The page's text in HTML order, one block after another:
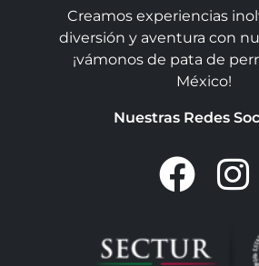
Creamos experiencias
diversión y aventura con
¡vámonos de pata de
México!
Nuestras Redes